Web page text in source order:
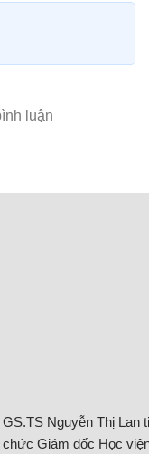
GS.TS Nguyễn Thị Lan
chức Giám đốc Học